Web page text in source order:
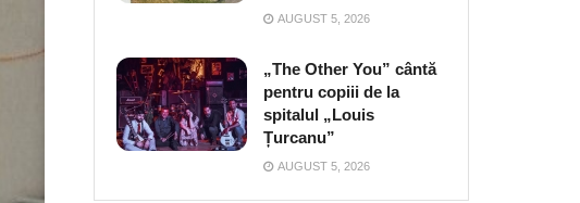
AUGUST 5, 2026
„The Other You” cântă
pentru copiii de la
spitalul „Louis
Țurcanu”
AUGUST 5, 2026